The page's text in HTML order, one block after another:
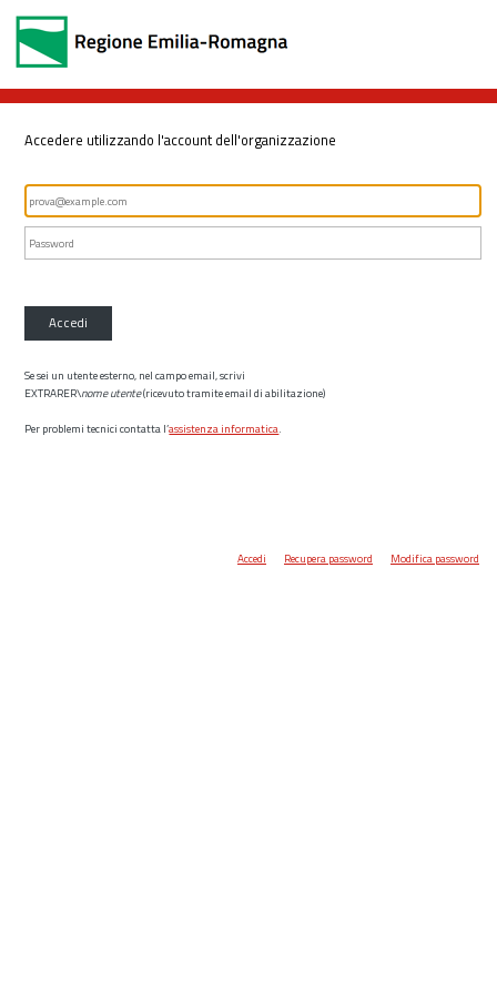
Accedere utilizzando l'account dell'organizzazione
Accedi
Se sei un utente esterno, nel campo email, scrivi
EXTRARER\nome utente(ricevuto tramite email di abilitazione)
Per problemi tecnici contatta l’assistenza informatica.
Accedi Recupera password Modifica password